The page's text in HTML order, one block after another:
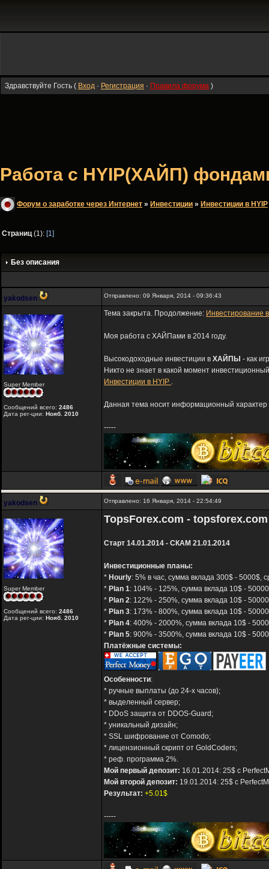
Здравствуйте Гость ( Вход · Регистрация · Правила форума )
Работа с HYIP(ХАЙП)
Форум о заработке через Интернет » Инвестиции » Инвестиции в HYIP
Страниц(1): [1]
Без описания
yakodsen Отправлено: 09 Января, 2014 - 09:36:43
Super Member
Сообщений всего: 2486
Дата рег-ции: Нояб. 2010
Тема закрыта. Продолжение: Инвестирование
Моя работа с ХАЙПами в 2014 году.
Высокодоходные инвестиции в ХАЙПЫ - как
Никто не знает в какой момент
Инвестиции в HYIP .
Данная тема носит информационный характер
-----
yakodsen Отправлено: 16 Января, 2014 - 22:54:49
Super Member
Сообщений всего: 2486
Дата рег-ции: Нояб. 2010
TopsForex.com - topsforex.com
Старт 14.01.2014 - СКАМ 21.01.2014
Инвестиционные планы:
* Hourly: 5% в час, сумма вклада 300$ - 5000$,
* Plan 1: 104% - 125%, сумма вклада 10$ -
* Plan 2: 122% - 250%, сумма вклада 10$ -
* Plan 3: 173% - 800%, сумма вклада 10$ -
* Plan 4: 400% - 2000%, сумма вклада 10$ -
* Plan 5: 900% - 3500%, сумма вклада 10$ -
Платёжные системы:
Особенности:
* ручные выплаты (до 24-х часов);
* выделенный сервер;
* DDoS защита от DDOS-Guard;
* уникальный дизайн;
* SSL шифрование от Comodo;
* лицензионный скрипт от GoldCoders;
* реф. программа 2%.
Мой первый депозит: 16.01.2014: 25$ с
Мой второй депозит: 19.01.2014: 25$ с
Результат: +5.01$
-----